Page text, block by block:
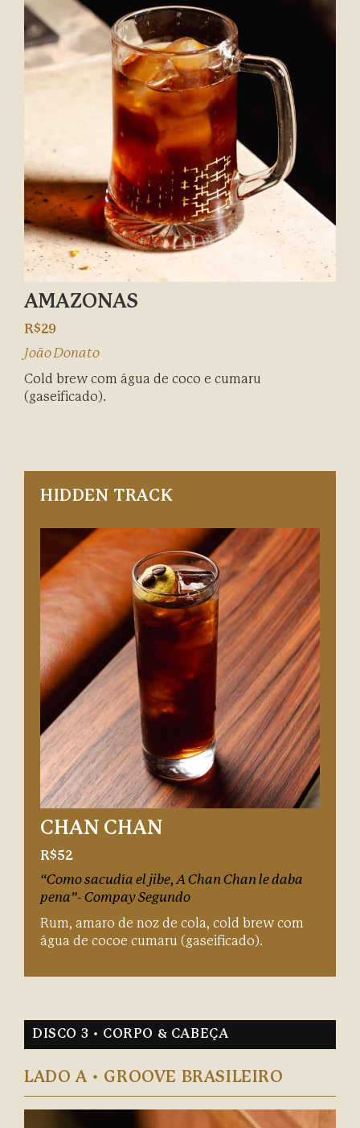
AMAZONAS
R$29
João Donato
Cold brew com água de coco e cumaru
(gaseificado).
HIDDEN TRACK
CHAN CHAN
R$52
“Como sacudía el jibe, A Chan Chan le daba
pena”- Compay Segundo
Rum, amaro de noz de cola, cold brew com
água de cocoe cumaru (gaseificado).
DISCO 3 • CORPO & CABEÇA
LADO A • GROOVE BRASILEIRO